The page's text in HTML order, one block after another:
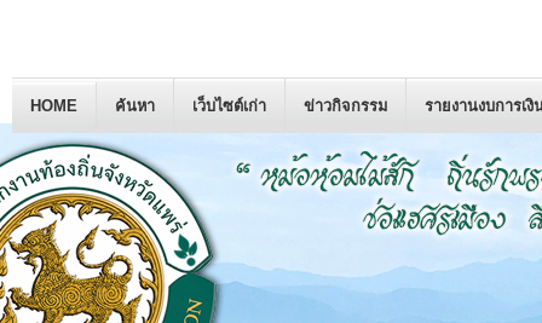
HOME ค้นหา เว็บไซต์เก่า ข่าวกิจกรรม รายงานงบการเงิ